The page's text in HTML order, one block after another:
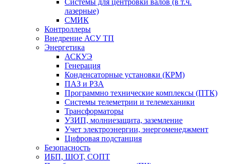
Системы для центровки валов (в т.ч.
лазерные)
СМИК
Контроллеры
Внедрение АСУ ТП
Энергетика
АСКУЭ
Генерация
Конденсаторные установки (КРМ)
ПАЗ и РЗА
Программно технические комплексы (ПТК)
Системы телеметрии и телемеханики
Трансформаторы
УЗИП, молниезащита, заземление
Учет электроэнергии, энергоменеджмент
Цифровая подстанция
Безопасность
ИБП, ШОТ, СОПТ